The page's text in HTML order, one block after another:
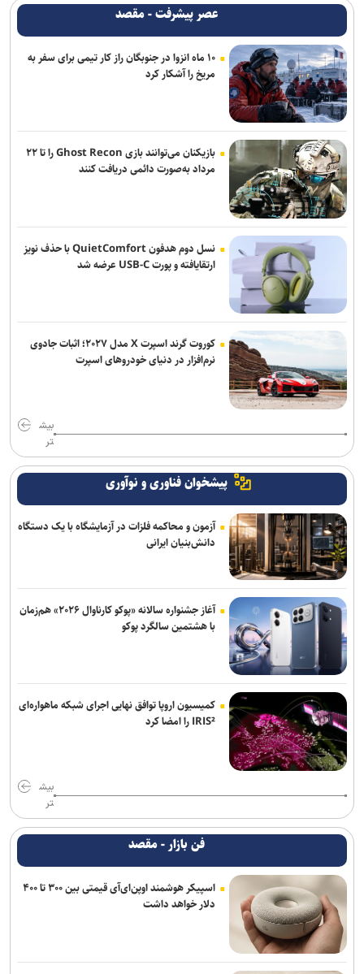
لزوم تقویت ذخایر کالاهای اساسی
استمرار فرآیند تسویه وجوه اتحادیه‌های صنفی
عصر پیشرفت - مقصد
۱۰ ماه انزوا در جنوبگان راز کار تیمی برای سفر به
مریخ را آشکار کرد
بازیکنان می‌توانند بازی Ghost Recon را تا ۲۲
مرداد به‌صورت دائمی دریافت کنند
نسل دوم هدفون QuietComfort با حذف نویز
ارتقایافته و پورت USB-C عرضه شد
کوروت گرند اسپرت X مدل ۲۰۲۷؛ اثبات جادوی
نرم‌افزار در دنیای خودروهای اسپرت
بیش
تر
پیشخوان فناوری و نوآوری
آزمون و محاکمه فلزات در آزمایشگاه با یک دستگاه
دانش‌بنیان ایرانی
آغاز جشنواره سالانه «پوکو کارناوال ۲۰۲۶» هم‌زمان
با هشتمین سالگرد پوکو
کمیسیون اروپا توافق نهایی اجرای شبکه ماهواره‌ای
IRIS² را امضا کرد
بیش
تر
فن بازار - مقصد
اسپیکر هوشمند اوپن‌ای‌آی قیمتی بین ۳۰۰ تا ۴۰۰
دلار خواهد داشت